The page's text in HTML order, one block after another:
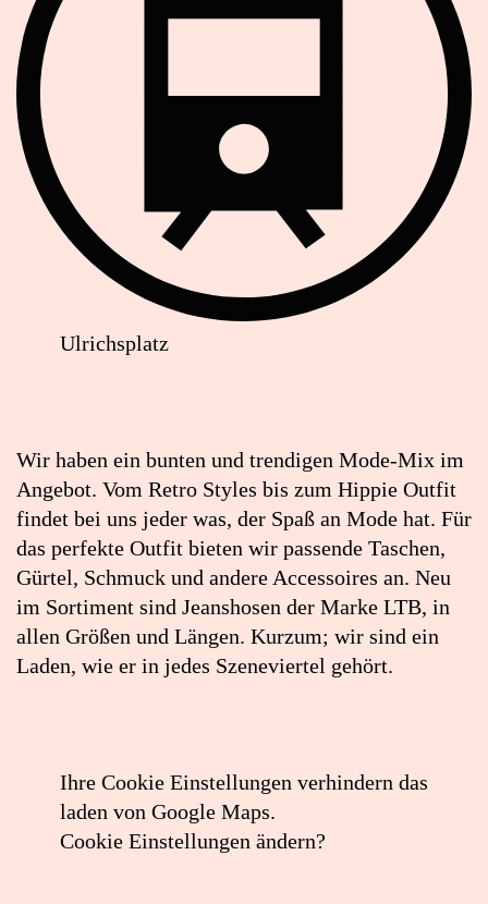
Ulrichsplatz
in
Google
Maps
öffnen
(externer
Link)
Wir haben ein bunten und trendigen Mode-Mix im
Angebot. Vom Retro Styles bis zum Hippie Outfit
findet bei uns jeder was, der Spaß an Mode hat. Für
das perfekte Outfit bieten wir passende Taschen,
Gürtel, Schmuck und andere Accessoires an. Neu
im Sortiment sind Jeanshosen der Marke LTB, in
allen Größen und Längen. Kurzum; wir sind ein
Laden, wie er in jedes Szeneviertel gehört.
Ihre Cookie Einstellungen verhindern das
laden von Google Maps.
Cookie Einstellungen ändern?